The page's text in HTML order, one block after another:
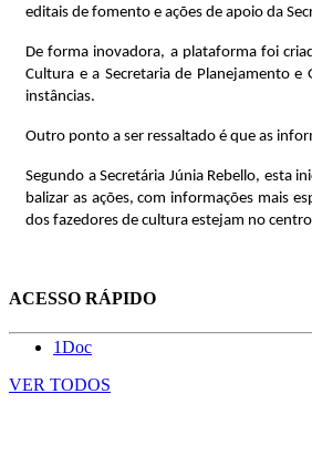
editais de fomento e ações de apoio da
De forma inovadora, a plataforma foi
Cultura e a Secretaria de Planejamento
instâncias.
Outro ponto a ser ressaltado é que as
Segundo a Secretária Júnia Rebello, esta
balizar as ações, com informações mais
dos fazedores de cultura estejam no
ACESSO RÁPIDO
1Doc
VER TODOS